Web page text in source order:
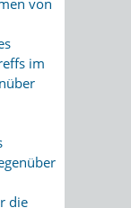
im
die